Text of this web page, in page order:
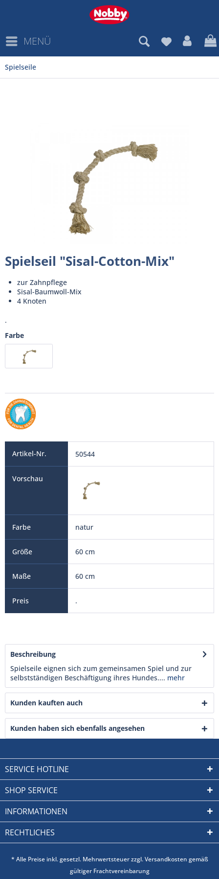
MENÜ
Spielseile
Spielseil "Sisal-Cotton-Mix"
zur Zahnpflege
Sisal-Baumwoll-Mix
4 Knoten
.
Farbe
50544
natur
60 cm
60 cm
.
Beschreibung
Spielseile eignen sich zum gemeinsamen Spiel und zur
selbstständigen Beschäftigung ihres Hundes.... mehr
Kunden kauften auch
Kunden haben sich ebenfalls angesehen
SERVICE HOTLINE
SHOP SERVICE
INFORMATIONEN
RECHTLICHES
* Alle Preise inkl. gesetzl. Mehrwertsteuer zzgl. Versandkosten gemäß
gültiger Frachtvereinbarung